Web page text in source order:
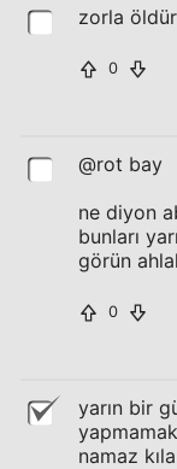
zorla
0
@rot bay
ne diyon
bunları
görün
0
yarın bir
namaz